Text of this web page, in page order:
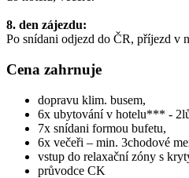
8. den zájezdu:
Po snídani odjezd do ČR, příjezd v
Cena zahrnuje
dopravu klim. busem,
6x ubytování v hotelu*** -
7x snídani formou bufetu,
6x večeři – min. 3chodové
vstup do relaxační zóny s
průvodce CK